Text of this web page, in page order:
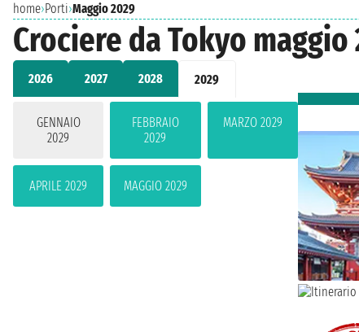
home›Porti›Maggio 2029
Crociere da Tokyo maggio
2026 2027 2028 2029
GENNAIO
2029
FEBBRAIO
2029
MARZO 2029
APRILE 2029 MAGGIO 2029